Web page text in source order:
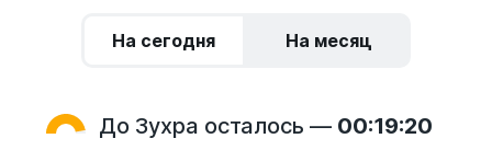
На сегодня На месяц
До Зухра осталось — 00:19:20